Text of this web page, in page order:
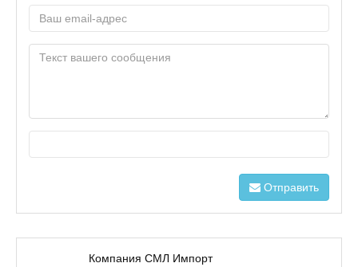
Отправить
Компания СМЛ Импорт